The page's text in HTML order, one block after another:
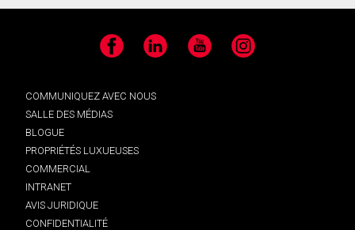
Facebook LinkedIn YouTube Instagram
COMMUNIQUEZ AVEC NOUS
SALLE DES MÉDIAS
BLOGUE
PROPRIÉTÉS LUXUEUSES
COMMERCIAL
INTRANET
AVIS JURIDIQUE
CONFIDENTIALITÉ